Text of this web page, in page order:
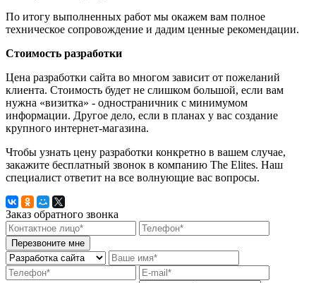
По итогу выполненных работ мы окажем вам полное
техническое сопровождение и дадим ценные рекомендации.
Стоимость разработки
Цена разработки сайта во многом зависит от пожеланий
клиента. Стоимость будет не слишком большой, если вам
нужна «визитка» - одностраничник с минимумом
информации. Другое дело, если в планах у вас создание
крупного интернет-магазина.
Чтобы узнать цену разработки конкретно в вашем случае,
закажите бесплатный звонок в компанию The Elites. Наш
специалист ответит на все волнующие вас вопросы.
Заказ обратного звонка
Перезвоните мне